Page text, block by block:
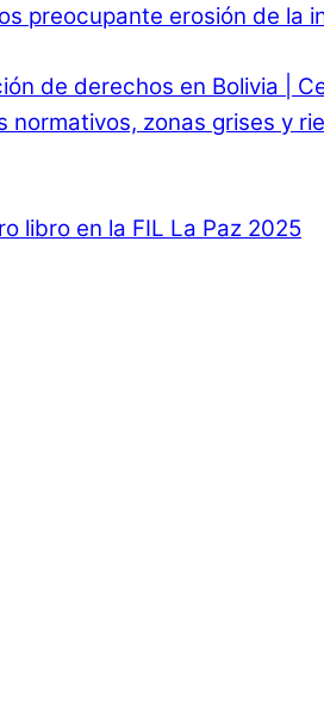
preocupante erosión de la
de derechos en Bolivia |
normativos, zonas grises y
libro en la FIL La Paz 2025